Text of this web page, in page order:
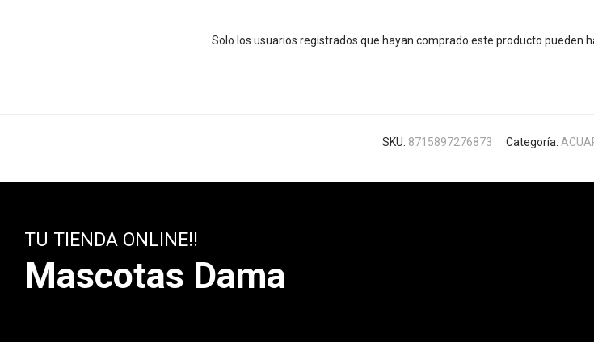
Solo los usuarios registrados que hayan comprado este producto pueden
SKU: 8715897276873 Categoría:
TU TIENDA ONLINE!!
Mascotas Dama